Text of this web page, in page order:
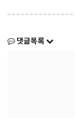
댓글목록